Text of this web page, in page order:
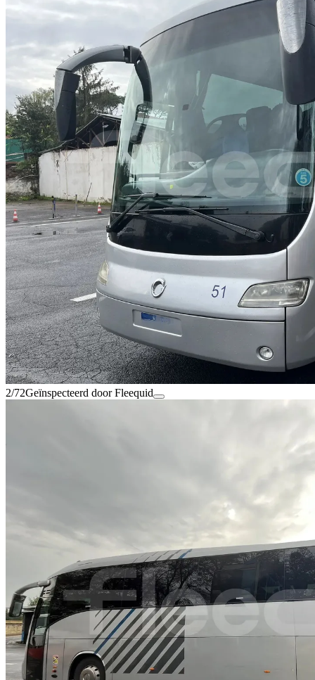
2/72Geïnspecteerd door Fleequid